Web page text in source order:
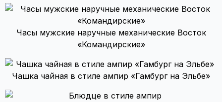
Часы мужские наручные механические Восток
«Командирские»
Чашка чайная в стиле ампир «Гамбург на Эльбе»